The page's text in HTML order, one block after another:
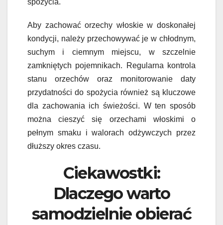
Aby zachować orzechy włoskie w doskonałej
kondycji, należy przechowywać je w chłodnym,
suchym i ciemnym miejscu, w szczelnie
zamkniętych pojemnikach. Regularna kontrola
stanu orzechów oraz monitorowanie daty
przydatności do spożycia również są kluczowe
dla zachowania ich świeżości. W ten sposób
można cieszyć się orzechami włoskimi o
pełnym smaku i walorach odżywczych przez
dłuższy okres czasu.
Ciekawostki:
Dlaczego warto
samodzielnie obierać